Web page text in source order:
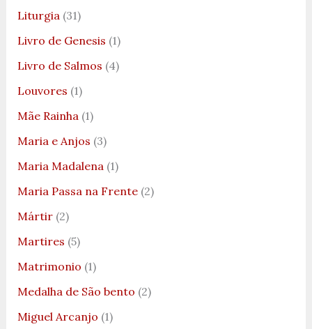
Liturgia (31)
Livro de Genesis (1)
Livro de Salmos (4)
Louvores (1)
Mãe Rainha (1)
Maria e Anjos (3)
Maria Madalena (1)
Maria Passa na Frente(2)
Mártir(2)
Martires (5)
Matrimonio (1)
Medalha de São bento (2)
Miguel Arcanjo (1)